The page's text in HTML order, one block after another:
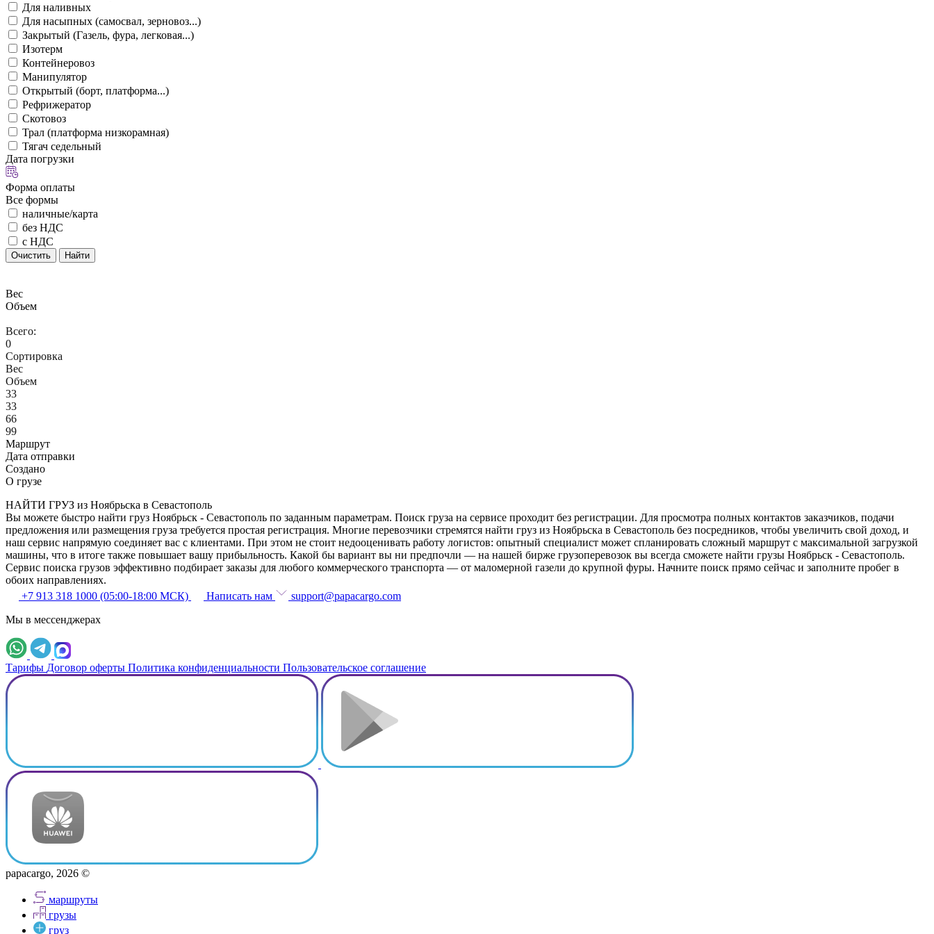
Для наливных
Для насыпных (самосвал, зерновоз...)
Закрытый (Газель, фура, легковая...)
Изотерм
Контейнеровоз
Манипулятор
Открытый (борт, платформа...)
Рефрижератор
Скотовоз
Трал (платформа низкорамная)
Тягач седельный
Дата погрузки
Форма оплаты
Все формы
наличные/карта
без НДС
с НДС
Очистить Найти
Вес
Объем
Всего:
0
Сортировка
Вес
Объем
33
33
66
99
Маршрут
Дата отправки
Создано
О грузе
НАЙТИ ГРУЗ из Ноябрьска в Севастополь
Вы можете быстро найти груз Ноябрьск - Севастополь по заданным параметрам. Поиск груза на сервисе проходит без регистрации. Для просмотра полных контактов заказчиков, подачи
предложения или размещения груза требуется простая регистрация. Многие перевозчики стремятся найти груз из Ноябрьска в Севастополь без посредников, чтобы увеличить свой доход, и
наш сервис напрямую соединяет вас с клиентами. При этом не стоит недооценивать работу логистов: опытный специалист может спланировать сложный маршрут с максимальной загрузкой
машины, что в итоге также повышает вашу прибыльность. Какой бы вариант вы ни предпочли — на нашей бирже грузоперевозок вы всегда сможете найти грузы Ноябрьск - Севастополь.
Сервис поиска грузов эффективно подбирает заказы для любого коммерческого транспорта — от маломерной газели до крупной фуры. Начните поиск прямо сейчас и заполните пробег в
обоих направлениях.
+7 913 318 1000 (05:00-18:00 МСК)
Написать нам
support@papacargo.com
Мы в мессенджерах
Тарифы Договор оферты Политика конфиденциальности Пользовательское соглашение
papacargo, 2026 ©
маршруты
грузы
груз